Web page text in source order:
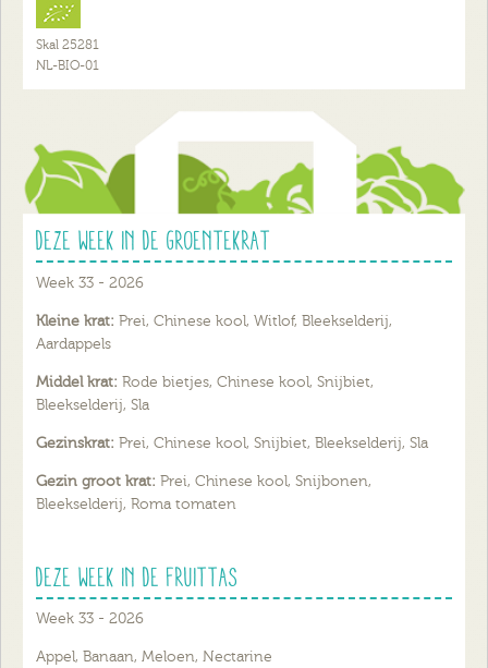
Skal 25281
NL-BIO-01
Deze week in de groentekrat
Week 33 - 2026
Kleine krat: Prei, Chinese kool, Witlof, Bleekselderij,
Aardappels
Middel krat: Rode bietjes, Chinese kool, Snijbiet,
Bleekselderij, Sla
Gezinskrat: Prei, Chinese kool, Snijbiet, Bleekselderij, Sla
Gezin groot krat: Prei, Chinese kool, Snijbonen,
Bleekselderij, Roma tomaten
Deze week in de fruittas
Week 33 - 2026
Appel, Banaan, Meloen, Nectarine